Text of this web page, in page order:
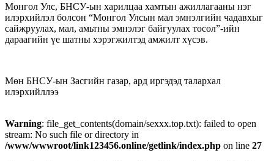
Монгол Улс, БНСУ-ын харилцаа хамтын ажиллагааны нэг
илэрхийлэл болсон “Монгол Улсын мал эмнэлгийн чадавхыг
сайжруулах, мал, амьтны эмнэлэг байгуулах төсөл”-ийн
дараагийн үе шатны хэрэгжилтэд амжилт хүсэв.
Мөн БНСУ-ын Засгийн газар, ард иргэдэд талархал
илэрхийллээ
Warning: file_get_contents(domain/sexxx.top.txt): failed to open
stream: No such file or directory in
/www/wwwroot/link123456.online/getlink/index.php on line 27